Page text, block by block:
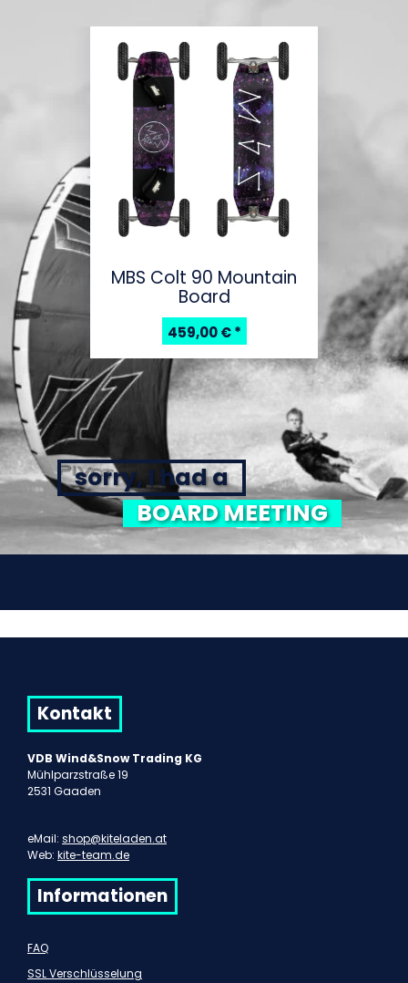
MBS Colt 90 Mountain
Board
459,00 €*
sorry, I had a
BOARD MEETING
Kontakt
VDB Wind&Snow Trading KG
Mühlparzstraße 19
2531 Gaaden
eMail: shop@kiteladen.at
Web: kite-team.de
Informationen
FAQ
SSL Verschlüsselung